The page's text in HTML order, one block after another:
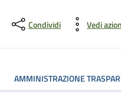
Condividi Vedi
AMMINISTRAZIONE